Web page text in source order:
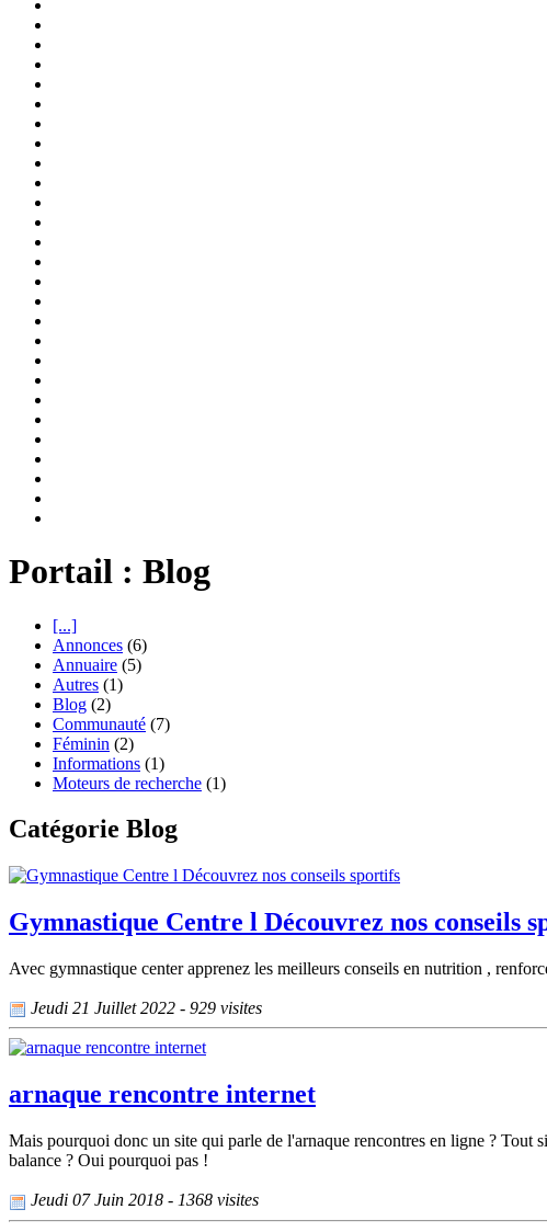
Portail : Blog
[...]
Annonces (6)
Annuaire (5)
Autres (1)
Blog (2)
Communauté (7)
Féminin (2)
Informations (1)
Moteurs de recherche (1)
Catégorie Blog
Gymnastique Centre l Découvrez nos conseils
Avec gymnastique center apprenez les meilleurs conseils en nutrition ,
Jeudi 21 Juillet 2022 - 929 visites
arnaque rencontre internet
Mais pourquoi donc un site qui parle de l'arnaque rencontres en ligne ? Tout
balance ? Oui pourquoi pas !
Jeudi 07 Juin 2018 - 1368 visites